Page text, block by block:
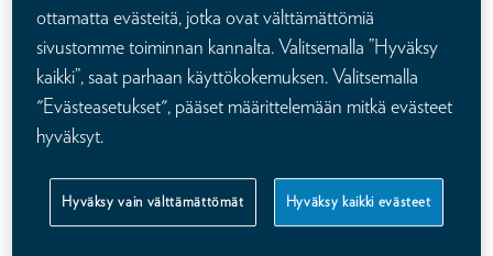
Maksamme Optimi-vakuutusten säästöille vuosittain 4,5
prosentin laskuperustekoron. Lisäksi vakuutuksen
laskuperustekorollisen osan päättyessä hyvitämme
laskuperustekorkoisia vakuutussäästöjä lisäedulla,
terminaalibonuksella
säästövakuutuskannan kerryttämästä ylijäämästä.
Kalevan laskuperustekorkoisille säästövakuutuksille on käytössä
ottamatta evästeitä, jotka ovat välttämättömiä
sivustomme toiminnan kannalta. Valitsemalla ”Hyväksy
kaikki”, saat parhaan käyttökokemuksen. Valitsemalla
"Evästeasetukset", pääset määrittelemään mitkä evästeet
hyväksyt.
Hyväksy vain välttämättömät Hyväksy kaikki evästeet